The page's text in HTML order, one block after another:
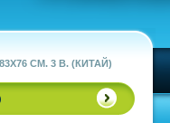
СМ. 3 В. (КИТАЙ)